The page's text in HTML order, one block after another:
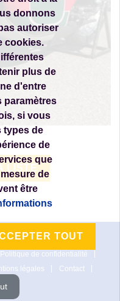
LISTE
Politique de confidentialité
légales
Contact
donnons
autoriser
cookies.
plus de
d'entre
paramètres
si vous
types de
de
que
de
être
TOUT